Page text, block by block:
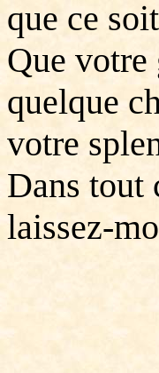
que ce
Que votre
quelque
votre
Dans tout
laissez-